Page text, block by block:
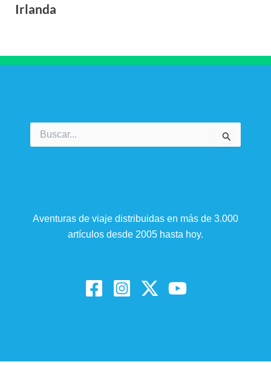
Irlanda
por:
Aventuras de viaje distribuidas en más de 3.000
artículos desde 2005 hasta hoy.